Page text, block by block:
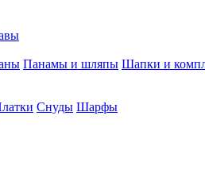
Панамы и шляпы Шапки и
Снуды Шарфы